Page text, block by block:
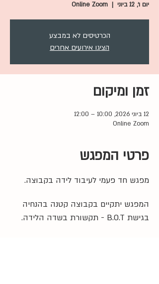
יום ו׳, 12 ביוני
  |
Online Zoom
הכרטיסים לא במבצע
הציגו אירועים אחרים
זמן ומיקום
12 ביוני 2026, 10:00 – 12:00
Online Zoom
פרטי המפגש
מפגש חד פעמי לעיבוד לידה בקבוצה.
המפגש יתקיים בקבוצה קטנה בהנחיה
בגישת B.O.T - תקשורת בשדה הלידה.